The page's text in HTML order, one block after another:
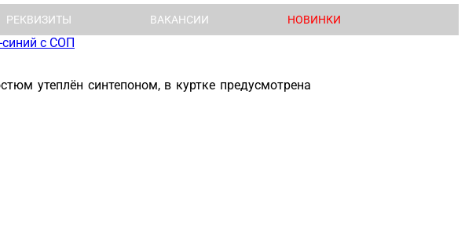
РЕКВИЗИТЫ ВАКАНСИИ НОВИНКИ
с СОП
утеплён синтепоном, в куртке предусмотрена